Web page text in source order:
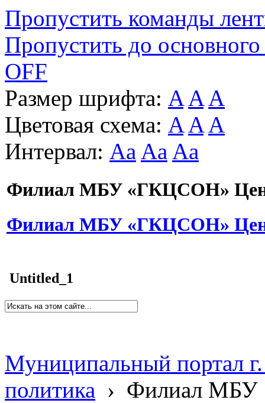
Пропустить команды
Пропустить до основного
OFF
Размер шрифта: A A A
Цветовая схема: A A A
Интервал: Aa Aa Aa
Филиал МБУ «ГКЦСОН»
Филиал МБУ «ГКЦСОН»
Untitled_1
Муниципальный портал
политика › Филиал МБУ